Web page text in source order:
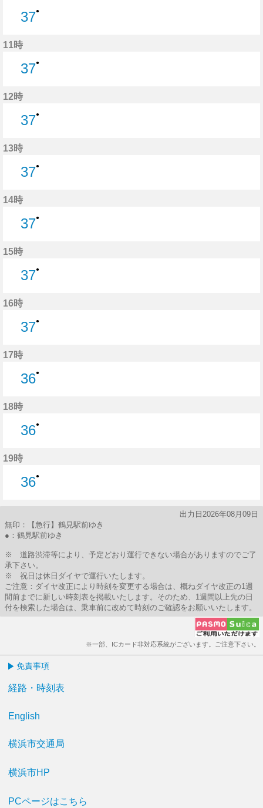
37●
11時
37●
12時
37●
13時
37●
14時
37●
15時
37●
16時
37●
17時
36●
18時
36●
19時
36●
出力日2026年08月09日
無印：【急行】鶴見駅前ゆき
●：鶴見駅前ゆき
※ 道路渋滞等により、予定どおり運行できない場合がありますのでご了
承下さい。
※ 祝日は休日ダイヤで運行いたします。
ご注意：ダイヤ改正により時刻を変更する場合は、概ねダイヤ改正の1週
間前までに新しい時刻表を掲載いたします。そのため、1週間以上先の日
付を検索した場合は、乗車前に改めて時刻のご確認をお願いいたします。
※一部、ICカード非対応系統がございます。ご注意下さい。
免責事項
経路・時刻表
English
横浜市交通局
横浜市HP
PCページはこちら